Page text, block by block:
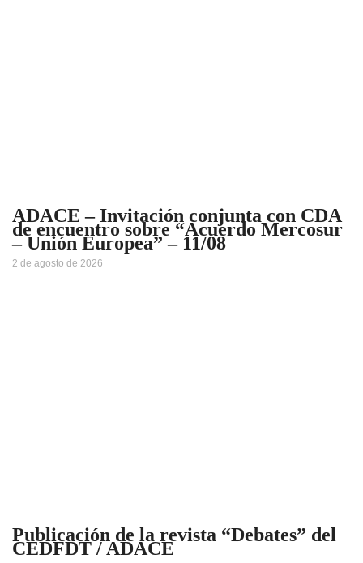
ADACE – Invitación conjunta con CDA
de encuentro sobre “Acuerdo Mercosur
– Unión Europea” – 11/08
2 de agosto de 2026
Publicación de la revista “Debates” del
CEDFDT / ADACE